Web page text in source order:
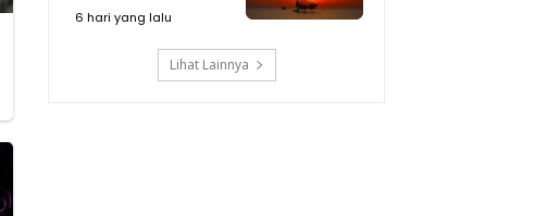
6 hari yang lalu
Lihat Lainnya